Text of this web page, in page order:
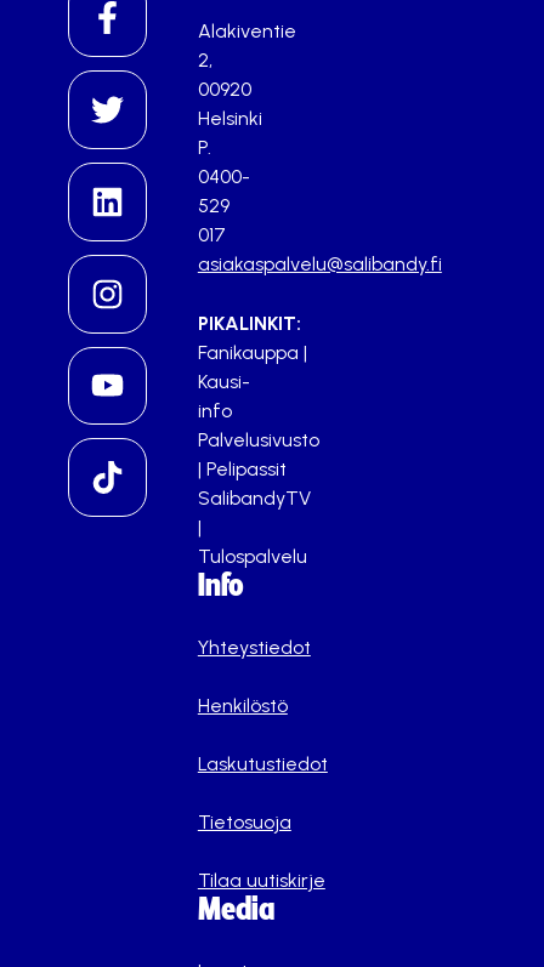
Alakiventie
2,
00920
Helsinki
P.
0400-
529
017
asiakaspalvelu@salibandy.fi
PIKALINKIT:
Fanikauppa |
Kausi-
info
Palvelusivusto
| Pelipassit
SalibandyTV
|
Tulospalvelu
Info
Yhteystiedot
Henkilöstö
Laskutustiedot
Tietosuoja
Tilaa uutiskirje
Media